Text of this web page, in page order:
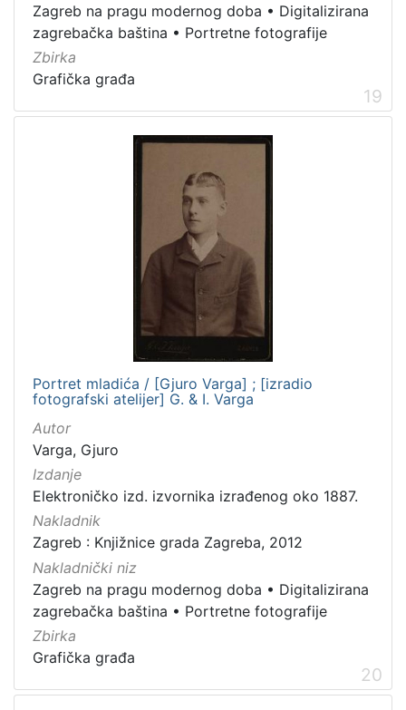
Zagreb na pragu modernog doba • Digitalizirana
zagrebačka baština • Portretne fotografije
Zbirka
Grafička građa
19
Portret mladića / [Gjuro Varga] ; [izradio
fotografski atelijer] G. & I. Varga
Autor
Varga, Gjuro
Izdanje
Elektroničko izd. izvornika izrađenog oko 1887.
Nakladnik
Zagreb : Knjižnice grada Zagreba, 2012
Nakladnički niz
Zagreb na pragu modernog doba • Digitalizirana
zagrebačka baština • Portretne fotografije
Zbirka
Grafička građa
20